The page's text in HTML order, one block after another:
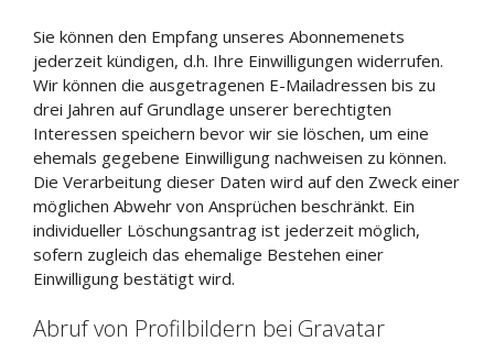
Sie können den Empfang unseres Abonnemenets
jederzeit kündigen, d.h. Ihre Einwilligungen widerrufen.
Wir können die ausgetragenen E-Mailadressen bis zu
drei Jahren auf Grundlage unserer berechtigten
Interessen speichern bevor wir sie löschen, um eine
ehemals gegebene Einwilligung nachweisen zu können.
Die Verarbeitung dieser Daten wird auf den Zweck einer
möglichen Abwehr von Ansprüchen beschränkt. Ein
individueller Löschungsantrag ist jederzeit möglich,
sofern zugleich das ehemalige Bestehen einer
Einwilligung bestätigt wird.
Abruf von Profilbildern bei Gravatar